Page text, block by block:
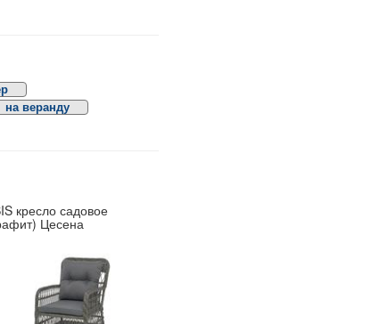
на веранду
кресло садовое
Цесена